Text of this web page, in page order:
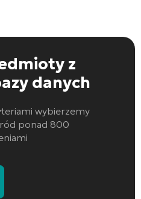
z
danych
wybierzemy
ponad 800